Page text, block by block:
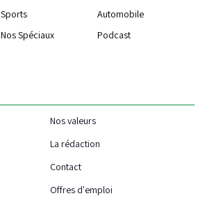
Sports
Automobile
Nos Spéciaux Podcast
Nos valeurs
La rédaction
Contact
Offres d'emploi